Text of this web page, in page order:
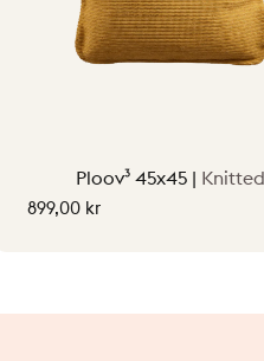
Ploov³ 45x45 | Knitted
899,00 kr